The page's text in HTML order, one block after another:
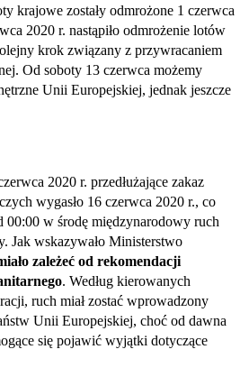
krajowe zostały odmrożone 1 czerwca
2020 r. nastąpiło odmrożenie lotów
krok związany z przywracaniem
Od soboty 13 czerwca możemy
Unii Europejskiej, jednak jeszcze
2020 r. przedłużające zakaz
wygasło 16 czerwca 2020 r., co
00:00 w środę międzynarodowy ruch
Jak wskazywało Ministerstwo
zależeć od rekomendacji
. Według kierowanych
ruch miał zostać wprowadzony
Unii Europejskiej, choć od dawna
się pojawić wyjątki dotyczące